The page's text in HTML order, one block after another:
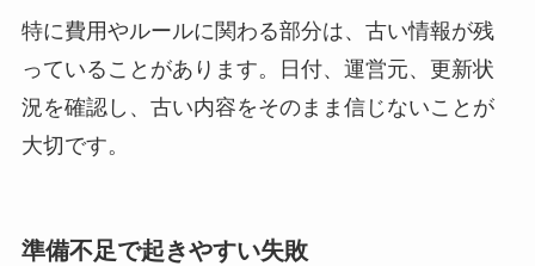
特に費用やルールに関わる部分は、古い情報が残
っていることがあります。日付、運営元、更新状
況を確認し、古い内容をそのまま信じないことが
大切です。
準備不足で起きやすい失敗